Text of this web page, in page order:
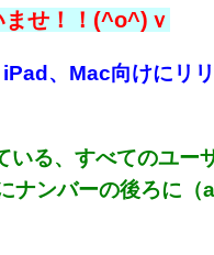
せ！！(^o^)ｖ
、Mac向けにリリ
る、すべてのユー
ンバーの後ろに（